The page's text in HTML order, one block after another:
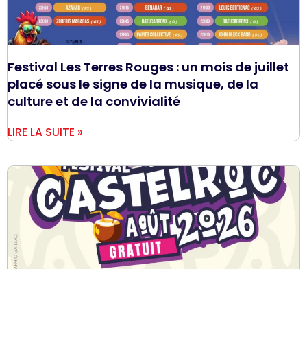
Festival Les Terres Rouges : un mois de juillet
placé sous le signe de la musique, de la
culture et de la convivialité
LIRE LA SUITE »